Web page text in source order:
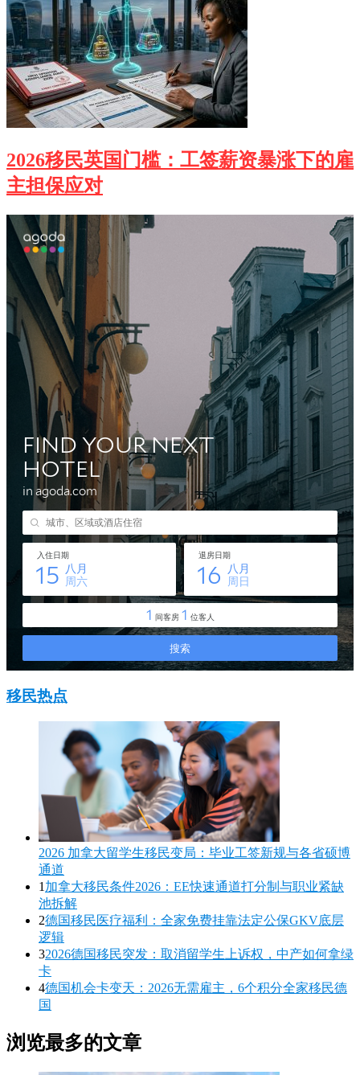
2026移民英国门槛：工签薪资暴涨下的雇
主担保应对
移民热点
2026 加拿大留学生移民变局：毕业工签新规与各省硕博
通道
1 加拿大移民条件2026：EE快速通道打分制与职业紧缺
池拆解
2德国移民医疗福利：全家免费挂靠法定公保GKV底层
逻辑
32026德国移民突发：取消留学生上诉权，中产如何拿绿
卡
4德国机会卡变天：2026无需雇主，6个积分全家移民德
国
浏览最多的文章